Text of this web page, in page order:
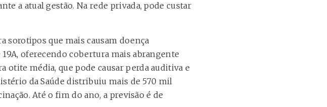
a atual gestão. Na rede privada, pode custar
sorotipos que mais causam doença
oferecendo cobertura mais abrangente
otite média, que pode causar perda auditiva e
da Saúde distribuiu mais de 570 mil
Até o fim do ano, a previsão é de